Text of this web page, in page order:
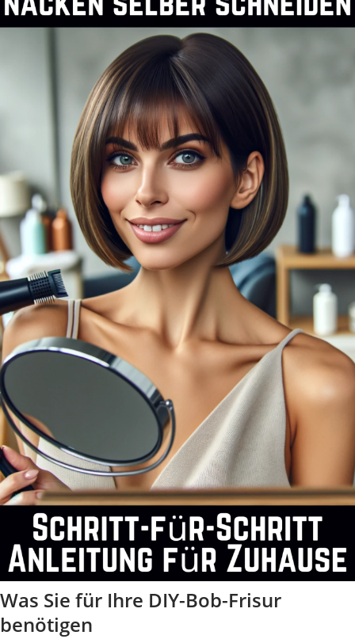
Was Sie für Ihre DIY-Bob-Frisur
benötigen